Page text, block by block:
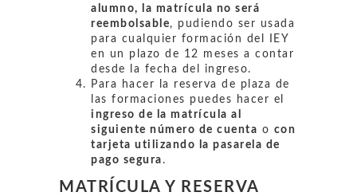
alumno, la matrícula no será
reembolsable, pudiendo ser usada
para cualquier formación del IEY
en un plazo de 12 meses a contar
desde la fecha del ingreso.
Para hacer la reserva de plaza de
las formaciones puedes hacer el
ingreso de la matrícula al
siguiente número de cuenta o con
tarjeta utilizando la pasarela de
pago segura .
MATRÍCULA Y RESERVA